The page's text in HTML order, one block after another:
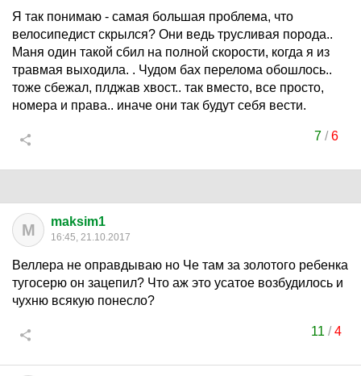
Я так понимаю - самая большая проблема, что
велосипедист скрылся? Они ведь трусливая порода..
Маня один такой сбил на полной скорости, когда я из
травмая выходила. . Чудом бах перелома обошлось..
тоже сбежал, плджав хвост.. так вместо, все просто,
номера и права.. иначе они так будут себя вести.
7/6
M maksim1
16:45, 21.10.2017
Веллера не оправдываю но Че там за золотого ребенка
тугосерю он зацепил? Что аж это усатое возбудилось и
чухню всякую понесло?
11 /4